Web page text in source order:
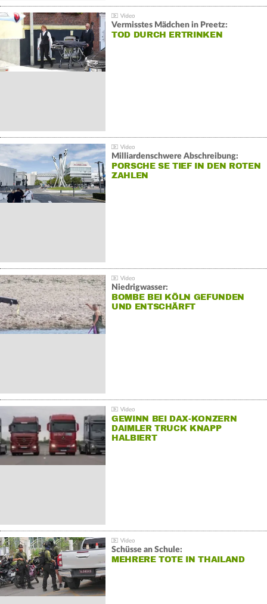
Vermisstes Mädchen in Preetz:
TOD DURCH ERTRINKEN
Milliardenschwere Abschreibung:
PORSCHE SE TIEF IN DEN ROTEN
ZAHLEN
Niedrigwasser:
BOMBE BEI KÖLN GEFUNDEN
UND ENTSCHÄRFT
GEWINN BEI DAX-KONZERN
DAIMLER TRUCK KNAPP
HALBIERT
Schüsse an Schule:
MEHRERE TOTE IN THAILAND